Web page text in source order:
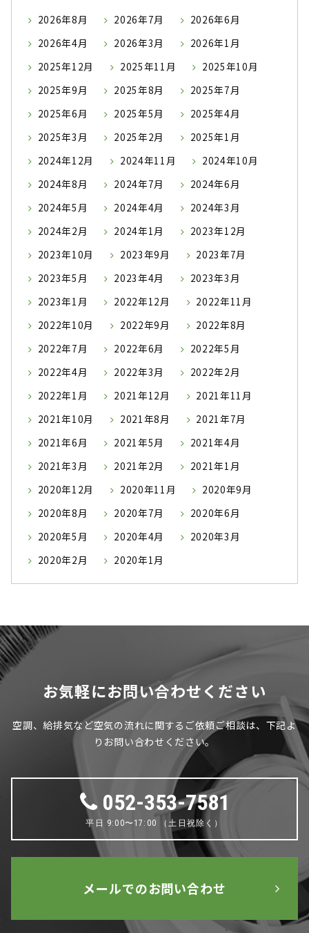
2026年8月 2026年7月
2026年6月
2026年4月
2026年3月
2026年1月
2025年12月
2025年11月
2025年10月
2025年9月
2025年8月
2025年7月
2025年6月
2025年5月
2025年4月
2025年3月
2025年2月
2025年1月
2024年12月
2024年11月
2024年10月
2024年8月
2024年7月
2024年6月
2024年5月
2024年4月
2024年3月
2024年2月
2024年1月
2023年12月
2023年10月
2023年9月
2023年7月
2023年5月
2023年4月
2023年3月
2023年1月
2022年12月
2022年11月
2022年10月
2022年9月
2022年8月
2022年7月
2022年6月
2022年5月
2022年4月
2022年3月
2022年2月
2022年1月
2021年12月
2021年11月
2021年10月
2021年8月
2021年7月
2021年6月
2021年5月
2021年4月
2021年3月
2021年2月
2021年1月
2020年12月
2020年11月
2020年9月
2020年8月
2020年7月
2020年6月
2020年5月
2020年4月
2020年3月
2020年2月
2020年1月
お気軽にお問い合わせください
空調、給排気など空気の流れに関するご依頼ご相談は、下記よ
りお問い合わせください。
052-353-7581
平日 9:00〜17:00 （土日祝除く）
メールでのお問い合わせ